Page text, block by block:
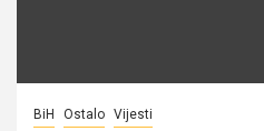
BiH Ostalo Vijesti